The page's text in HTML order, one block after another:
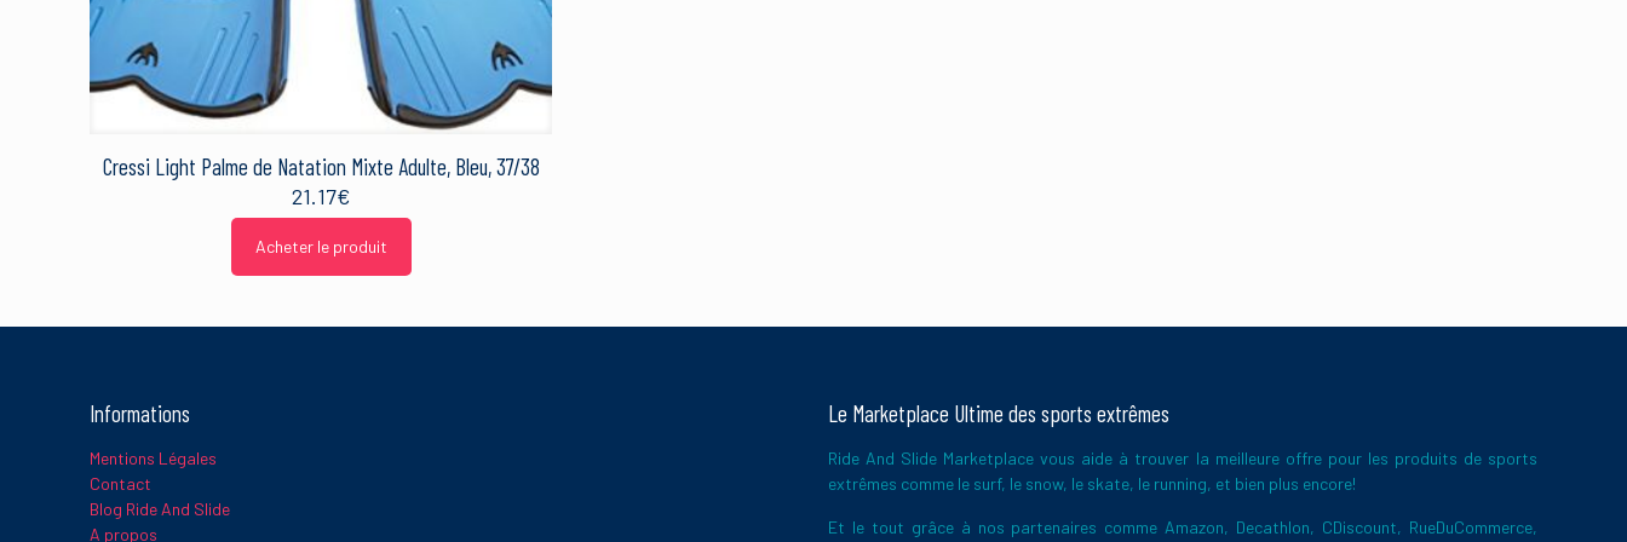
Nom*
Ce site utilise Akismet pour réduire les indésirables.
sont traitées
Cressi Light Palme de Natation Mixte Adulte, Bleu, 37/38
21.17€
Acheter le produit
Informations
Mentions Légales
Contact
Blog Ride And Slide
A propos
Le Marketplace Ultime des sports extrêmes
Ride And Slide Marketplace vous aide à trouver la meilleure offre pour les produits de sports
extrêmes comme le surf, le snow, le skate, le running, et bien plus encore!
Et le tout grâce à nos partenaires comme Amazon, Decathlon, CDiscount, RueDuCommerce,